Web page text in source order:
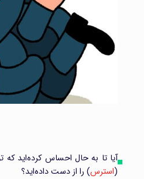
آیا تا به حال احساس کرده‌اید که
(استرس) را از دست داده‌اید؟